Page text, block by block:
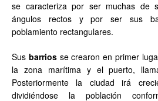
se caracteriza por ser muchas de
ángulos rectos y por ser sus
poblamiento rectangulares.
Sus barriosse crearon en primer
la zona marítima y el puerto,
Posteriormente la ciudad irá
dividiéndose la población